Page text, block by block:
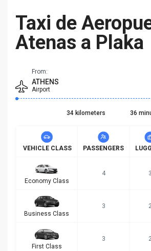
Taxi de
Atenas a Plaka
From:
ATHENS
Airport
34 kilometers 36
VEHICLE CLASS PASSENGERS
Economy Class
4 3
Business Class
3
First Class
3